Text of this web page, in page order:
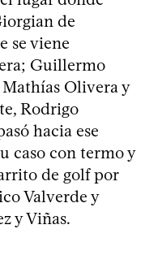
de
se viene
Guillermo
Mathías Olivera y
Rodrigo
hacia ese
caso con termo y
de golf por
Valverde y
y Viñas.